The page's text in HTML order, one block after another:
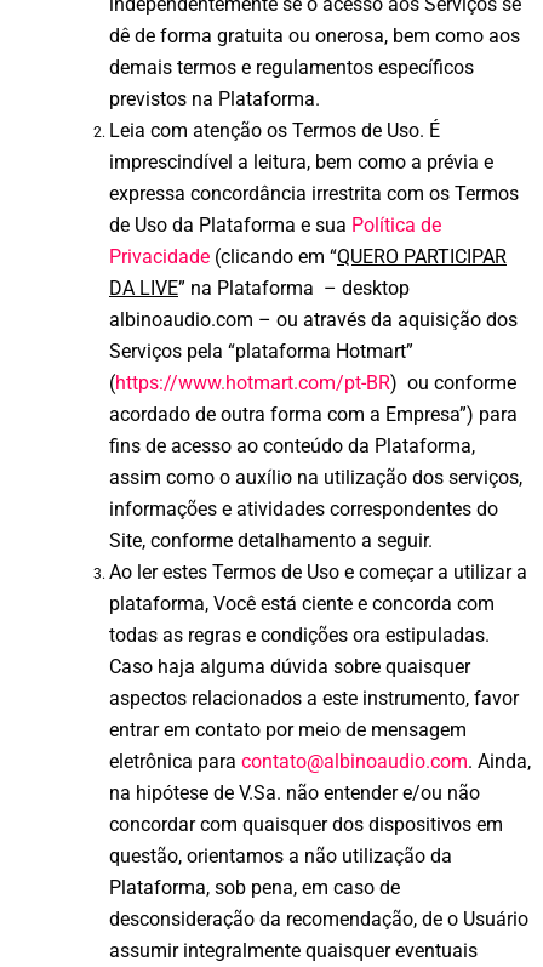
dê de forma gratuita ou onerosa, bem como aos
demais termos e regulamentos específicos
previstos na Plataforma.
Leia com atenção os Termos de Uso. É
imprescindível a leitura, bem como a prévia e
expressa concordância irrestrita com os Termos
de Uso da Plataforma e sua Política de
Privacidade (clicando em “QUERO PARTICIPAR
DA LIVE” na Plataforma – desktop
albinoaudio.com – ou através da aquisição dos
Serviços pela “plataforma Hotmart”
(https://www.hotmart.com/pt-BR) ou conforme
acordado de outra forma com a Empresa”) para
fins de acesso ao conteúdo da Plataforma,
assim como o auxílio na utilização dos serviços,
informações e atividades correspondentes do
Site, conforme detalhamento a seguir.
Ao ler estes Termos de Uso e começar a utilizar a
plataforma, Você está ciente e concorda com
todas as regras e condições ora estipuladas.
Caso haja alguma dúvida sobre quaisquer
aspectos relacionados a este instrumento, favor
entrar em contato por meio de mensagem
eletrônica para contato@albinoaudio.com. Ainda,
na hipótese de V.Sa. não entender e/ou não
concordar com quaisquer dos dispositivos em
questão, orientamos a não utilização da
Plataforma, sob pena, em caso de
desconsideração da recomendação, de o Usuário
assumir integralmente quaisquer eventuais